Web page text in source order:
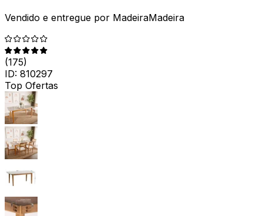
Vendido e entregue por MadeiraMadeira
(175)
ID: 810297
Top Ofertas